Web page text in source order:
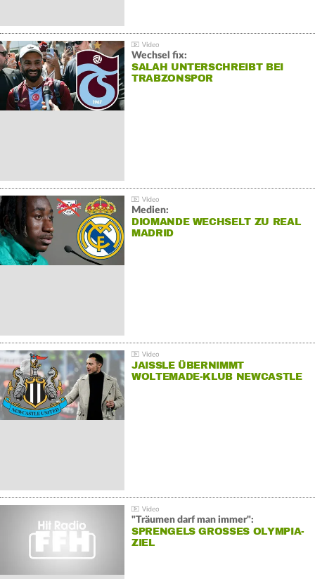
Wechsel fix:
SALAH UNTERSCHREIBT BEI
TRABZONSPOR
Medien:
DIOMANDE WECHSELT ZU REAL
MADRID
JAISSLE ÜBERNIMMT
WOLTEMADE-KLUB NEWCASTLE
"Träumen darf man immer":
SPRENGELS GROSSES OLYMPIA-Z
IEL